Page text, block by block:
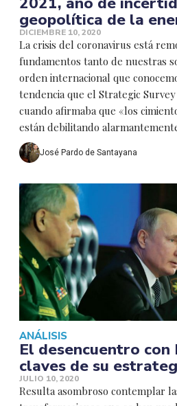
geopolítica de la
DICIEMBRE 10, 2020
La crisis del coronavirus está
fundamentos tanto de nuestras
orden internacional que
tendencia que el Strategic
cuando afirmaba que «los
están debilitando
José Pardo de Santayana
ANÁLISIS
El desencuentro con
claves de su
JULIO 10, 2020
Resulta asombroso contemplar